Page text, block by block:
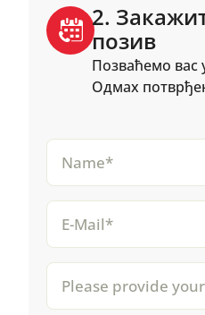
2.
позив
Позваћемо
Одмах